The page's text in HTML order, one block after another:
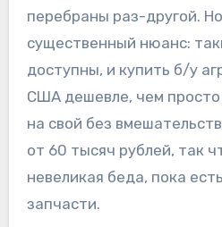
перебраны раз-другой.
существенный нюанс:
доступны, и купить б/у
США дешевле, чем просто
на свой без
от 60 тысяч рублей, так
невеликая беда, пока
запчасти.